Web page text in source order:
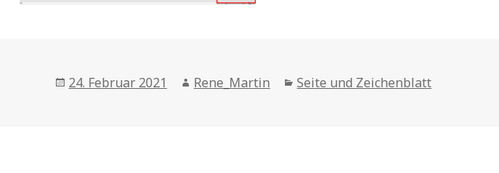
Posted
24. Februar 2021 Author
Rene_Martin Categories
Seite und Zeichenblatt